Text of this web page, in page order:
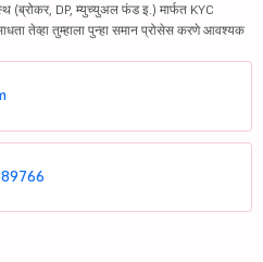
(ब्रोकर, DP, म्युच्युअल फंड इ.) मार्फत KYC
तेव्हा तुम्हाला पुन्हा समान प्रोसेस करणे आवश्यक